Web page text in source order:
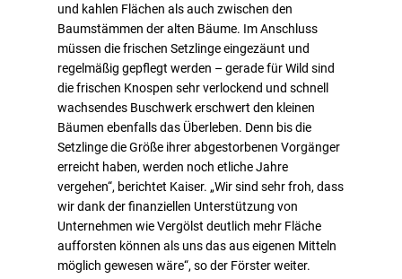
und kahlen Flächen als auch zwischen den
Baumstämmen der alten Bäume. Im Anschluss
müssen die frischen Setzlinge eingezäunt und
regelmäßig gepflegt werden – gerade für Wild sind
die frischen Knospen sehr verlockend und schnell
wachsendes Buschwerk erschwert den kleinen
Bäumen ebenfalls das Überleben. Denn bis die
Setzlinge die Größe ihrer abgestorbenen Vorgänger
erreicht haben, werden noch etliche Jahre
vergehen“, berichtet Kaiser. „Wir sind sehr froh, dass
wir dank der finanziellen Unterstützung von
Unternehmen wie Vergölst deutlich mehr Fläche
aufforsten können als uns das aus eigenen Mitteln
möglich gewesen wäre“, so der Förster weiter.